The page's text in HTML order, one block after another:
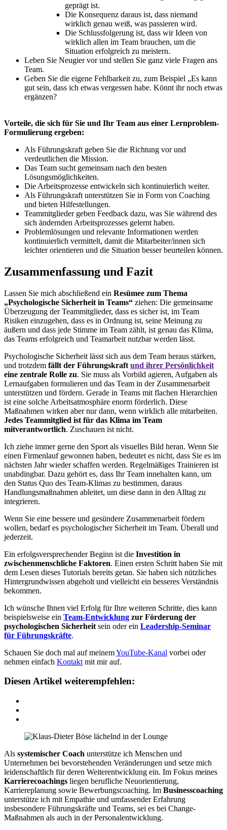
geprägt ist.
Die Konsequenz daraus ist, dass niemand
wirklich genau weiß, was passieren wird.
Die Schlussfolgerung ist, dass wir Ideen von
wirklich allen im Team brauchen, um die
Situation erfolgreich zu meistern.
Leben Sie Neugier vor und stellen Sie ganz viele Fragen ans
Team.
Geben Sie die eigene Fehlbarkeit zu, zum Beispiel „Es kann
gut sein, dass ich etwas vergessen habe. Könnt ihr noch etwas
ergänzen?
Vorteile, die sich für Sie und Ihr Team aus einer Lernproblem-
Formulierung ergeben:
Als Führungskraft geben Sie die Richtung vor und
verdeutlichen die Mission.
Das Team sucht gemeinsam nach den besten
Lösungsmöglichkeiten.
Die Arbeitsprozesse entwickeln sich kontinuierlich weiter.
Als Führungskraft unterstützen Sie in Form von Coaching
und bieten Hilfestellungen.
Teammitglieder geben Feedback dazu, was Sie während des
sich ändernden Arbeitsprozesses gelernt haben.
Problemlösungen und relevante Informationen werden
kontinuierlich vermittelt, damit die Mitarbeiter/innen sich
leichter orientieren und die Situation besser beurteilen können.
Zusammenfassung und Fazit
Lassen Sie mich abschließend ein Resümee zum Thema
„Psychologische Sicherheit in Teams“ ziehen: Die gemeinsame
Überzeugung der Teammitglieder, dass es sicher ist, im Team
Risiken einzugehen, dass es in Ordnung ist, seine Meinung zu
äußern und dass jede Stimme im Team zählt, ist genau das Klima,
das Teams erfolgreich und Teamarbeit nutzbar werden lässt.
Psychologische Sicherheit lässt sich aus dem Team heraus stärken,
und trotzdem fällt der Führungskraft und ihrer Persönlichkeit
eine zentrale Rolle zu. Sie muss als Vorbild agieren, Aufgaben als
Lernaufgaben formulieren und das Team in der Zusammenarbeit
unterstützen und fördern. Gerade in Teams mit flachen Hierarchien
ist eine solche Arbeitsatmosphäre enorm förderlich. Diese
Maßnahmen wirken aber nur dann, wenn wirklich alle mitarbeiten.
Jedes Teammitglied ist für das Klima im Team
mitverantwortlich. Zuschauen ist nicht.
Ich ziehe immer gerne den Sport als visuelles Bild heran. Wenn Sie
einen Firmenlauf gewonnen haben, bedeutet es nicht, dass Sie es im
nächsten Jahr wieder schaffen werden. Regelmäßiges Trainieren ist
unabdingbar. Dazu gehört es, dass Ihr Team innehalten kann, um
den Status Quo des Team-Klimas zu bestimmen, daraus
Handlungsmaßnahmen ableitet, um diese dann in den Alltag zu
integrieren.
Wenn Sie eine bessere und gesündere Zusammenarbeit fördern
wollen, bedarf es psychologischer Sicherheit im Team. Überall und
jederzeit.
Ein erfolgsversprechender Beginn ist die Investition in
zwischenmenschliche Faktoren. Einen ersten Schritt haben Sie mit
dem Lesen dieses Tutorials bereits getan. Sie haben sich nützliches
Hintergrundwissen abgeholt und vielleicht ein besseres Verständnis
bekommen.
Ich wünsche Ihnen viel Erfolg für Ihre weiteren Schritte, dies kann
beispielsweise ein Team-Entwicklung zur Förderung der
psychologischen Sicherheit sein oder ein Leadership-Seminar
für Führungskräfte.
Schauen Sie doch mal auf meinemYouTube-Kanal vorbei oder
nehmen einfach Kontakt mit mir auf.
Diesen Artikel weiterempfehlen:
Als systemischer Coach unterstütze ich Menschen und
Unternehmen bei bevorstehenden Veränderungen und setze mich
leidenschaftlich für deren Weiterentwicklung ein. Im Fokus meines
Karrierecoachings liegen berufliche Neuorientierung,
Karriereplanung sowie Bewerbungscoaching. Im Businesscoaching
unterstütze ich mit Empathie und umfassender Erfahrung
insbesondere Führungskräfte und Teams, sei es bei Change-
Maßnahmen als auch in der Personalentwicklung.